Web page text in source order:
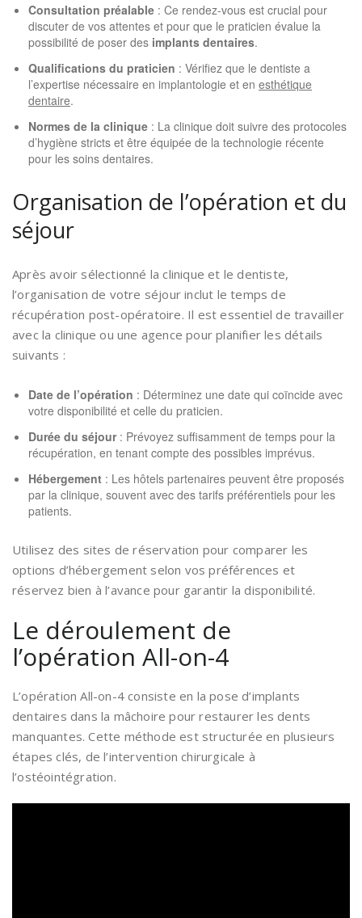
Consultation préalable : Ce rendez-vous est crucial pour
discuter de vos attentes et pour que le praticien évalue la
possibilité de poser des implants dentaires.
Qualifications du praticien : Vérifiez que le dentiste a
l’expertise nécessaire en implantologie et en esthétique
dentaire.
Normes de la clinique : La clinique doit suivre des protocoles
d’hygiène stricts et être équipée de la technologie récente
pour les soins dentaires.
Organisation de l’opération et du
séjour
Après avoir sélectionné la clinique et le dentiste,
l’organisation de votre séjour inclut le temps de
récupération post-opératoire. Il est essentiel de travailler
avec la clinique ou une agence pour planifier les détails
suivants :
Date de l’opération : Déterminez une date qui coïncide avec
votre disponibilité et celle du praticien.
Durée du séjour: Prévoyez suffisamment de temps pour la
récupération, en tenant compte des possibles imprévus.
Hébergement : Les hôtels partenaires peuvent être proposés
par la clinique, souvent avec des tarifs préférentiels pour les
patients.
Utilisez des sites de réservation pour comparer les
options d’hébergement selon vos préférences et
réservez bien à l’avance pour garantir la disponibilité.
Le déroulement de
l’opération All-on-4
L’opération All-on-4 consiste en la pose d’implants
dentaires dans la mâchoire pour restaurer les dents
manquantes. Cette méthode est structurée en plusieurs
étapes clés, de l’intervention chirurgicale à
l’ostéointégration.